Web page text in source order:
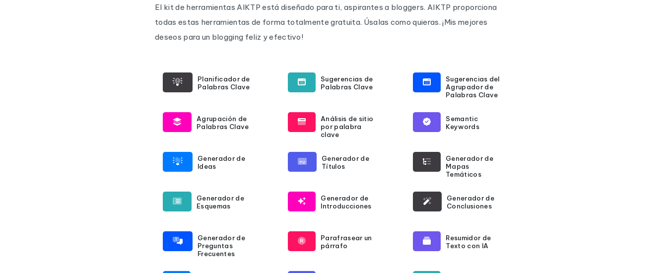
El kit de herramientas AIKTP está diseñado para ti, aspirantes a bloggers. AIKTP proporciona
todas estas herramientas de forma totalmente gratuita. Úsalas como quieras. ¡Mis mejores
deseos para un blogging feliz y efectivo!
Planificador de
Palabras Clave
Sugerencias de
Palabras Clave
Sugerencias del
Agrupador de
Palabras Clave
Agrupación de
Palabras Clave
Análisis de sitio
por palabra
clave
Semantic
Keywords
Generador de
Ideas
Generador de
Títulos
Generador de
Mapas
Temáticos
Generador de
Esquemas
Generador de
Introducciones
Generador de
Conclusiones
Generador de
Preguntas
Frecuentes
Parafrasear un
párrafo
Resumidor de
Texto con IA